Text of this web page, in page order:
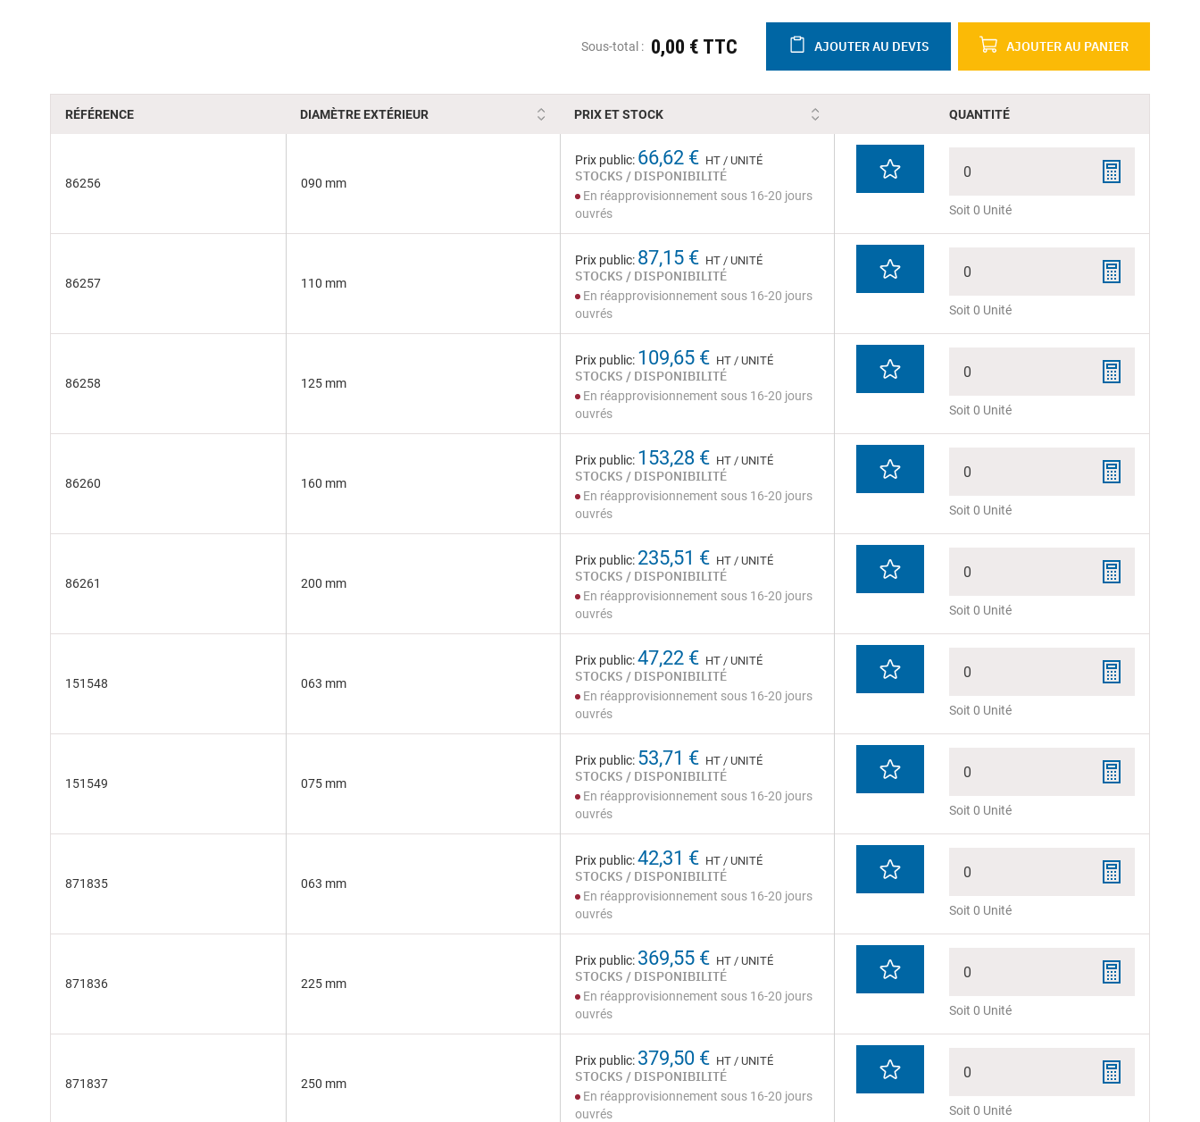
Sous-total : 0,00 € TTC AJOUTER AU DEVIS AJOUTER AU PANIER
RÉFÉRENCE DIAMÈTRE EXTÉRIEUR PRIX ET STOCK QUANTITÉ
86256 090 mm
Prix public: 66,62 € HT / UNITÉ
STOCKS / DISPONIBILITÉ
En réapprovisionnement sous 16-20 jours
ouvrés
0
Soit 0 Unité
86257 110 mm
Prix public: 87,15 € HT / UNITÉ
STOCKS / DISPONIBILITÉ
En réapprovisionnement sous 16-20 jours
ouvrés
0
Soit 0 Unité
86258 125 mm
Prix public: 109,65 € HT / UNITÉ
STOCKS / DISPONIBILITÉ
En réapprovisionnement sous 16-20 jours
ouvrés
0
Soit 0 Unité
86260 160 mm
Prix public: 153,28 € HT / UNITÉ
STOCKS / DISPONIBILITÉ
En réapprovisionnement sous 16-20 jours
ouvrés
0
Soit 0 Unité
86261 200 mm
Prix public: 235,51 € HT / UNITÉ
STOCKS / DISPONIBILITÉ
En réapprovisionnement sous 16-20 jours
ouvrés
0
Soit 0 Unité
151548 063 mm
Prix public:47,22 € HT / UNITÉ
STOCKS / DISPONIBILITÉ
En réapprovisionnement sous 16-20 jours
ouvrés
0
Soit 0 Unité
151549 075 mm
Prix public: 53,71 € HT / UNITÉ
STOCKS / DISPONIBILITÉ
En réapprovisionnement sous 16-20 jours
ouvrés
0
Soit 0 Unité
871835 063 mm
Prix public:42,31 € HT / UNITÉ
STOCKS / DISPONIBILITÉ
En réapprovisionnement sous 16-20 jours
ouvrés
0
Soit 0 Unité
871836 225 mm
Prix public: 369,55 € HT / UNITÉ
STOCKS / DISPONIBILITÉ
En réapprovisionnement sous 16-20 jours
ouvrés
0
Soit 0 Unité
871837 250 mm
Prix public: 379,50 € HT / UNITÉ
STOCKS / DISPONIBILITÉ
En réapprovisionnement sous 16-20 jours
ouvrés
0
Soit 0 Unité